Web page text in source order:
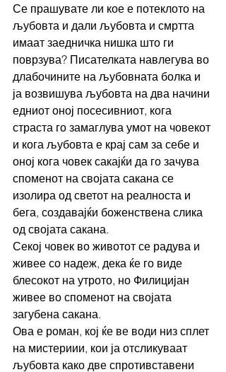
Се прашувате ли кое е потеклото на
љубовта и дали љубовта и смртта
имаат заедничка нишка што ги
поврзува? Писателката навлегува во
длабочините на љубовната болка и
ја возвишува љубовта на два начини
едниот оној посесивниот, кога
страста го замаглува умот на човекот
и кога љубовта е крај сам за себе и
оној кога човек сакајќи да го зачува
споменот на својата сакана се
изолира од светот на реалноста и
бега, создавајќи боженствена слика
од својата сакана.
Секој човек во животот се радува и
живее со надеж, дека ќе го виде
блесокот на утрото, но Филицијан
живее во споменот на својата
загубена сакана.
Ова е роман, кој ќе ве води низ сплет
на мистериии, кои ја отсликуваат
љубовта како две спротивставени